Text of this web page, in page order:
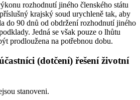
rozhodnutí jiného členského státu
krajský soud urychleně tak, aby
do 90 dnů od obdržení rozhodnutí jiného
Jedná se však pouze o lhůtu
prodloužena na potřebnou dobu.
(dotčení) řešení životní
stanoveni.